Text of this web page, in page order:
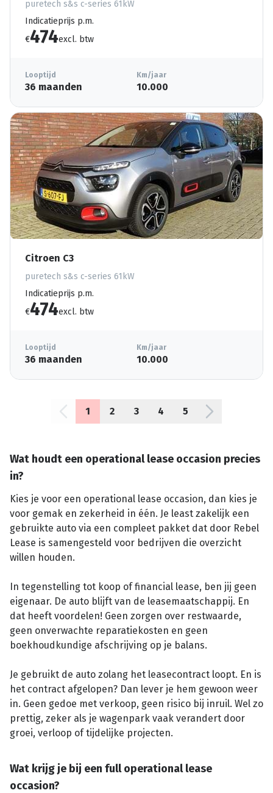
puretech s&s c-series 61kW
Indicatieprijs p.m.
€474excl. btw
Looptijd
36 maanden
Km/jaar
10.000
Citroen C3
puretech s&s c-series 61kW
Indicatieprijs p.m.
€474excl. btw
Looptijd
36 maanden
Km/jaar
10.000
1 2 3 4 5
Wat houdt een operational lease occasion precies
in?
Kies je voor een operational lease occasion, dan kies je
voor gemak en zekerheid in één. Je least zakelijk een
gebruikte auto via een compleet pakket dat door Rebel
Lease is samengesteld voor bedrijven die overzicht
willen houden.
In tegenstelling tot koop of financial lease, ben jij geen
eigenaar. De auto blijft van de leasemaatschappij. En
dat heeft voordelen! Geen zorgen over restwaarde,
geen onverwachte reparatiekosten en geen
boekhoudkundige afschrijving op je balans.
Je gebruikt de auto zolang het leasecontract loopt. En is
het contract afgelopen? Dan lever je hem gewoon weer
in. Geen gedoe met verkoop, geen risico bij inruil. Wel zo
prettig, zeker als je wagenpark vaak verandert door
groei, verloop of tijdelijke projecten.
Wat krijg je bij een full operational lease
occasion?